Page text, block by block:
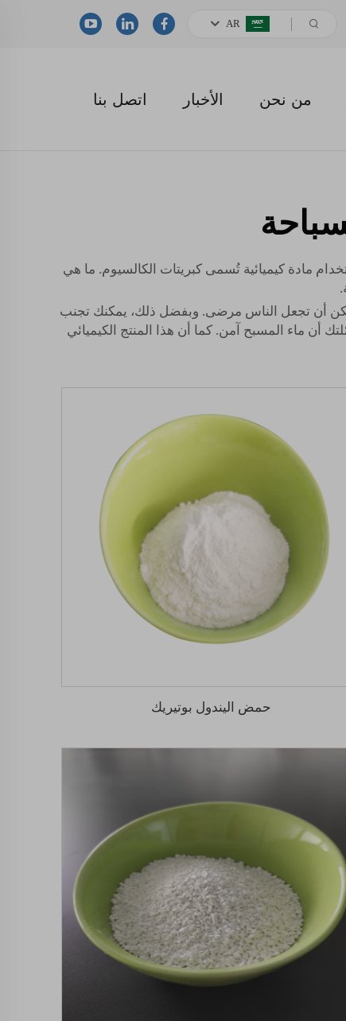
AR
من نحن الأخبار اتصل بنا
مادة كيميائية تُسمى كبريتات الكالسيوم. ما هي
يمكن أن تجعل الناس مرضى. وبفضل ذلك، يمكنك تجنب
ماء المسبح آمن. كما أن هذا المنتج الكيميائي
حمض اليندول بوتيريك